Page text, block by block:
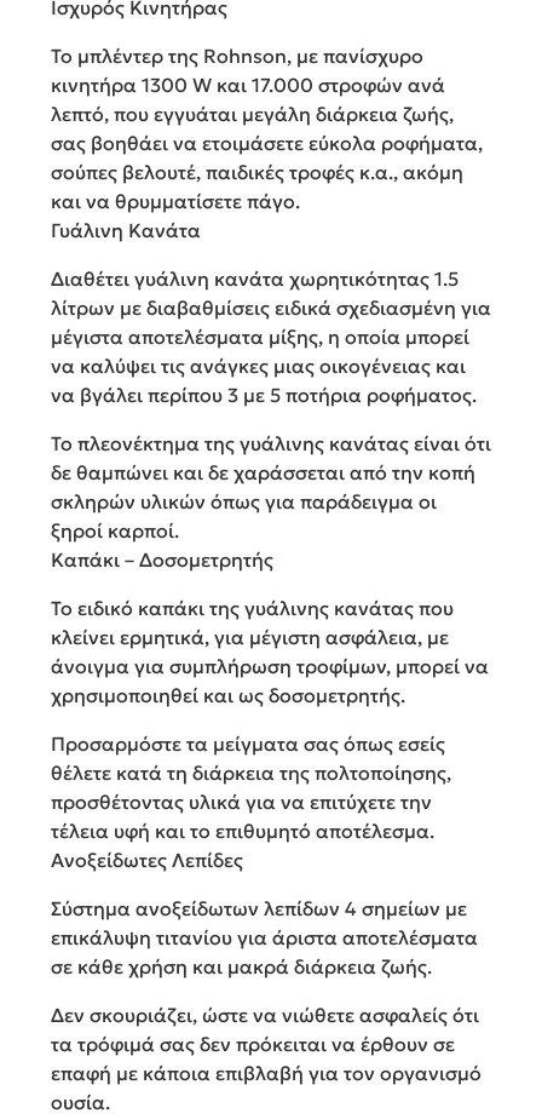
Ισχυρός Κινητήρας
Το μπλέντερ της Rohnson, με πανίσχυρο
κινητήρα 1300 W και 17.000 στροφών ανά
λεπτό, που εγγυάται μεγάλη διάρκεια ζωής,
σας βοηθάει να ετοιμάσετε εύκολα ροφήματα,
σούπες βελουτέ, παιδικές τροφές κ.α., ακόμη
και να θρυμματίσετε πάγο.
Γυάλινη Κανάτα
Διαθέτει γυάλινη κανάτα χωρητικότητας 1.5
λίτρων με διαβαθμίσεις ειδικά σχεδιασμένη για
μέγιστα αποτελέσματα μίξης, η οποία μπορεί
να καλύψει τις ανάγκες μιας οικογένειας και
να βγάλει περίπου 3 με 5 ποτήρια ροφήματος.
Το πλεονέκτημα της γυάλινης κανάτας είναι ότι
δε θαμπώνει και δε χαράσσεται από την κοπή
σκληρών υλικών όπως για παράδειγμα οι
ξηροί καρποί.
Καπάκι – Δοσομετρητής
Το ειδικό καπάκι της γυάλινης κανάτας που
κλείνει ερμητικά, για μέγιστη ασφάλεια, με
άνοιγμα για συμπλήρωση τροφίμων, μπορεί να
χρησιμοποιηθεί και ως δοσομετρητής.
Προσαρμόστε τα μείγματα σας όπως εσείς
θέλετε κατά τη διάρκεια της πολτοποίησης,
προσθέτοντας υλικά για να επιτύχετε την
τέλεια υφή και το επιθυμητό αποτέλεσμα.
Ανοξείδωτες Λεπίδες
Σύστημα ανοξείδωτων λεπίδων 4 σημείων με
επικάλυψη τιτανίου για άριστα αποτελέσματα
σε κάθε χρήση και μακρά διάρκεια ζωής.
Δεν σκουριάζει, ώστε να νιώθετε ασφαλείς ότι
τα τρόφιμά σας δεν πρόκειται να έρθουν σε
επαφή με κάποια επιβλαβή για τον οργανισμό
ουσία.